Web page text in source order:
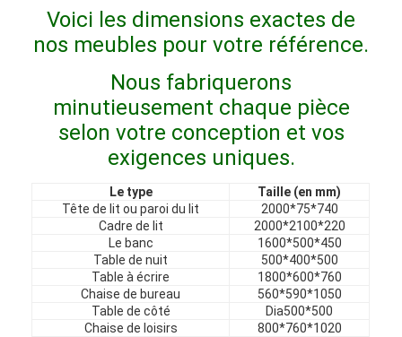
Visite de l'usine
Contactez-nous
Les affaires
Les questions
Causez Maintenant
Voici les dimensions exactes de
nos meubles pour votre référence.
Nous fabriquerons
minutieusement chaque pièce
selon votre conception et vos
exigences uniques.
Le type
Taille (en mm)
Tête de lit ou paroi du lit
2000*75*740
Cadre de lit
2000*2100*220
Le banc
1600*500*450
Table de nuit
500*400*500
Table à écrire
1800*600*760
Chaise de bureau
560*590*1050
Table de côté
Dia500*500
Chaise de loisirs
800*760*1020